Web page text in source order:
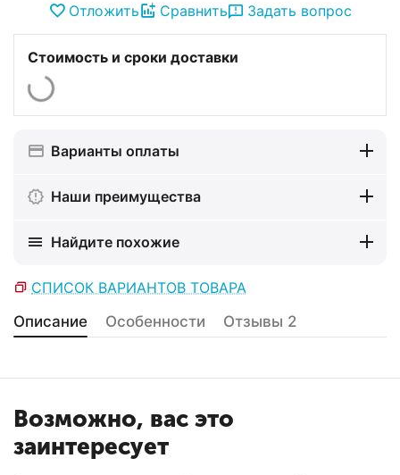
Отложить
Сравнить Задать вопрос
Стоимость и сроки доставки
Варианты оплаты
Наши преимущества
Найдите похожие
СПИСОК ВАРИАНТОВ ТОВАРА
Описание
Особенности Отзывы 2
Возможно, вас это
заинтересует